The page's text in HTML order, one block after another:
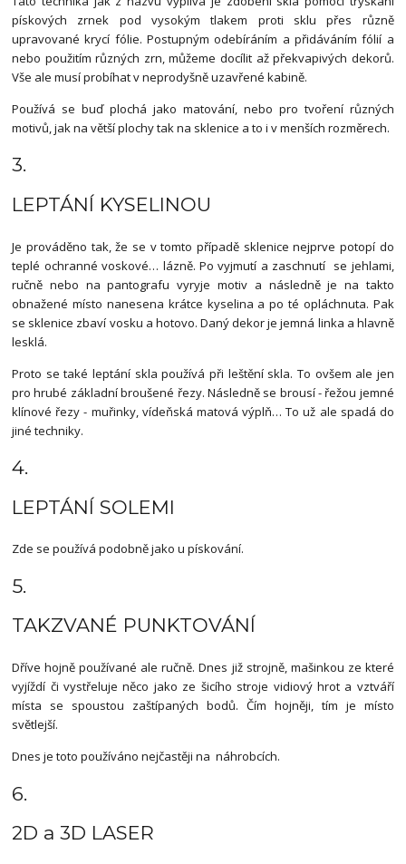
pískových zrnek pod vysokým tlakem proti sklu přes různě
upravované krycí fólie. Postupným odebíráním a přidáváním fólií a
nebo použitím různých zrn, můžeme docílit až překvapivých dekorů.
Vše ale musí probíhat v neprodyšně uzavřené kabině.
Používá se buď plochá jako matování, nebo pro tvoření různých
motivů, jak na větší plochy tak na sklenice a to i v menších rozměrech.
3.
LEPTÁNÍ KYSELINOU
Je prováděno tak, že se v tomto případě sklenice nejprve potopí do
teplé ochranné voskové… lázně. Po vyjmutí a zaschnutí se jehlami,
ručně nebo na pantografu vyryje motiv a následně je na takto
obnažené místo nanesena krátce kyselina a po té opláchnuta. Pak
se sklenice zbaví vosku a hotovo. Daný dekor je jemná linka a hlavně
lesklá.
Proto se také leptání skla používá při leštění skla. To ovšem ale jen
pro hrubé základní broušené řezy. Následně se brousí - řežou jemné
klínové řezy - muřinky, vídeňská matová výplň… To už ale spadá do
jiné techniky.
4.
LEPTÁNÍ SOLEMI
Zde se používá podobně jako u pískování.
5.
TAKZVANÉ PUNKTOVÁNÍ
Dříve hojně používané ale ručně. Dnes již strojně, mašinkou ze které
vyjíždí či vystřeluje něco jako ze šicího stroje vidiový hrot a vztváří
místa se spoustou zaštípaných bodů. Čím hojněji, tím je místo
světlejší.
Dnes je toto používáno nejčastěji na náhrobcích.
6.
2D a 3D LASER